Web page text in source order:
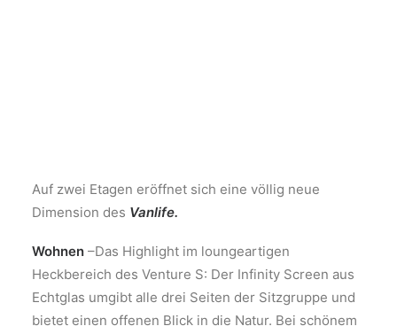
Auf zwei Etagen eröffnet sich eine völlig neue
Dimension des Vanlife.
Wohnen –Das Highlight im loungeartigen
Heckbereich des Venture S: Der Infinity Screen aus
Echtglas umgibt alle drei Seiten der Sitzgruppe und
bietet einen offenen Blick in die Natur. Bei schönem